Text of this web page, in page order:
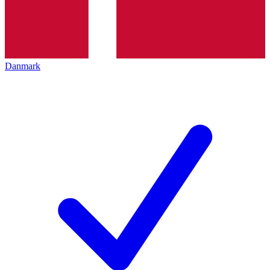
Danmark